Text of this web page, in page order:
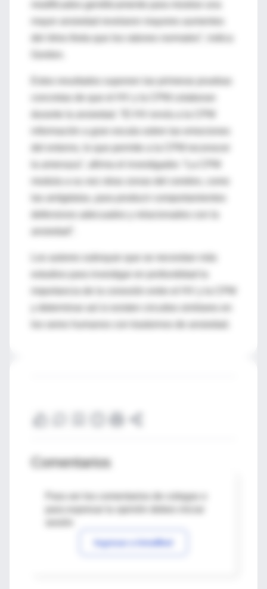
modificados genéticamente para mostrar una
mayor ansiedad revelaron mayores aumentos
Estos resultados suponen las primeras pruebas
la amenaza”, afirma el investigador. “La CPM
las amígdalas, para producir comportamientos
estudios para investigar en profundidad la
importancia de la conexión entre el HV y la CPM
Comentarios
Para ver los comentarios de colegas o
Ingresar a IntraMed